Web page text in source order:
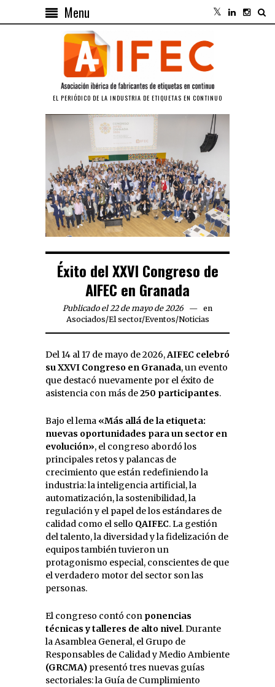
Menu
EL PERIÓDICO DE LA INDUSTRIA DE ETIQUETAS EN CONTINUO
Éxito del XXVI Congreso de
AIFEC en Granada
Publicado el 22 de mayo de 2026
en
Asociados/El sector/Eventos/Noticias
Del 14 al 17 de mayo de 2026,AIFEC celebró
su XXVI Congreso en Granada, un evento
que destacó nuevamente por el éxito de
asistencia con más de250 participantes.
Bajo el lema «Más allá de la etiqueta:
nuevas oportunidades para un sector en
evolución», el congreso abordó los
principales retos y palancas de
crecimiento que están redefiniendo la
industria: la inteligencia artificial, la
automatización, la sostenibilidad, la
regulación y el papel de los estándares de
calidad como el sello QAIFEC. La gestión
del talento, la diversidad y la fidelización de
equipos también tuvieron un
protagonismo especial, conscientes de que
el verdadero motor del sector son las
personas.
El congreso contó con ponencias
técnicas y talleres de alto nivel. Durante
la Asamblea General, el Grupo de
Responsables de Calidad y Medio Ambiente
(GRCMA) presentó tres nuevas guías
sectoriales: la Guía de Cumplimiento